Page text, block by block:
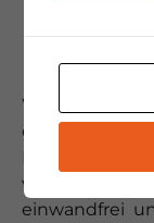
Was uns von
optimale
von uns
einwandfrei